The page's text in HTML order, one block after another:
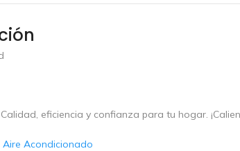
eficiencia y confianza para tu hogar.
Aire Acondicionado